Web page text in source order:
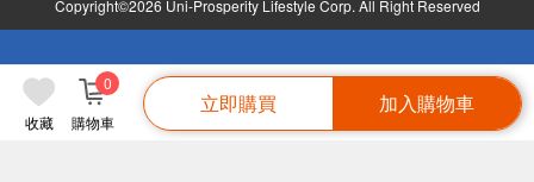
收藏 購物車
0
立即購買 加入購物車
Copyright©2026 Uni-Prosperity Lifestyle Corp. All Right Reserved